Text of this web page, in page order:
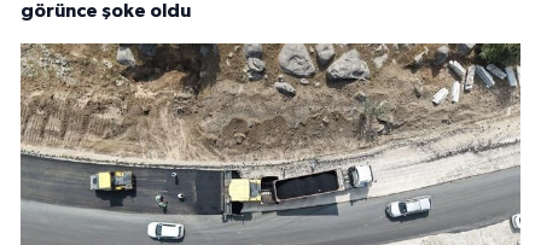
görünce şoke oldu